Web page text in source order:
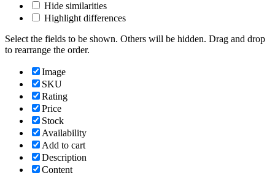
Hide similarities
Highlight differences
Select the fields to be shown. Others will be hidden. Drag and drop
to rearrange the order.
Image
SKU
Rating
Price
Stock
Availability
Add to cart
Description
Content